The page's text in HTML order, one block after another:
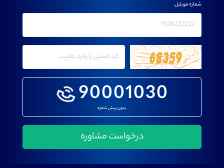
90001030
بدون پیش شماره
شماره موبایل